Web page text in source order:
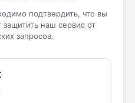
подтвердить, что вы
наш сервис от
запросов.